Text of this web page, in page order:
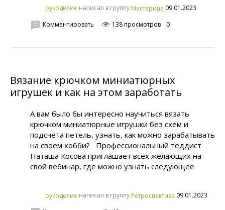
рукoделиe написал в группу Мастерица 09.01.2023
Комментировать
138 просмотров 0
Вязание крючком миниатюрных
игрушек и как на этом заработать
А вам было бы интересно научиться вязать
крючком миниатюрные игрушки без схем и
подсчета петель, узнать, как можно зарабатывать
на своем хобби? Профессиональный теддист
Наташа Косова приглашает всех желающих на
свой вебинар, где можно узнать следующее
рукoделиe написал в группу Ретроспектива 09.01.2023